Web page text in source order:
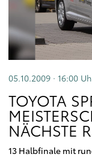
05.10.2009 · 16:00
TOYOTA
NÄCHSTE
13 Halbfinale mit